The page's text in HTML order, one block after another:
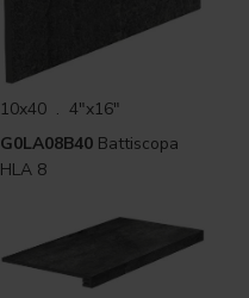
10x40 . 4"x16"
G0LA08B40 Battiscopa
HLA 8